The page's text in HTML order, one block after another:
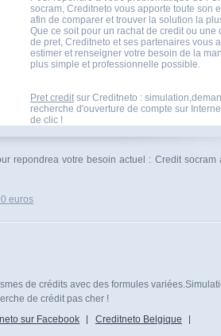
socram, Creditneto vous apporte toute son
afin de comparer et trouver la solution la
Que ce soit pour un rachat de credit ou une
de pret, Creditneto et ses partenaires vous
estimer et renseigner votre besoin de la
plus simple et professionnelle possible.
Pret creditsur Creditneto :
recherche d'ouverture de compte sur
de clic !
repondrea votre besoin actuel : Credit socram
euros
de crédits avec des formules
de crédit pas cher !
sur Facebook
Creditneto Belgique